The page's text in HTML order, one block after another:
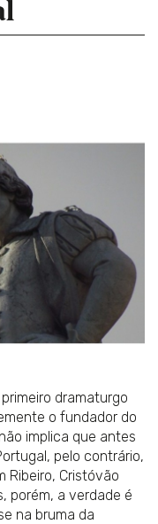
dramaturgo
o fundador do
implica que antes
pelo contrário,
Ribeiro, Cristóvão
porém, a verdade é
na bruma da